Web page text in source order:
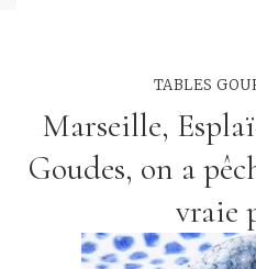
TABLES
Marseille,
Goudes, on a
vraie